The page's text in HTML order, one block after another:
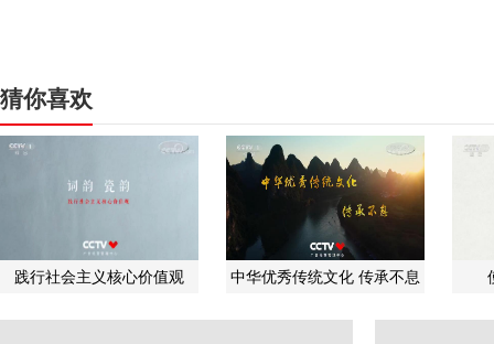
猜你喜欢
践行社会主义核心价值观 中华优秀传统文化 传承不息